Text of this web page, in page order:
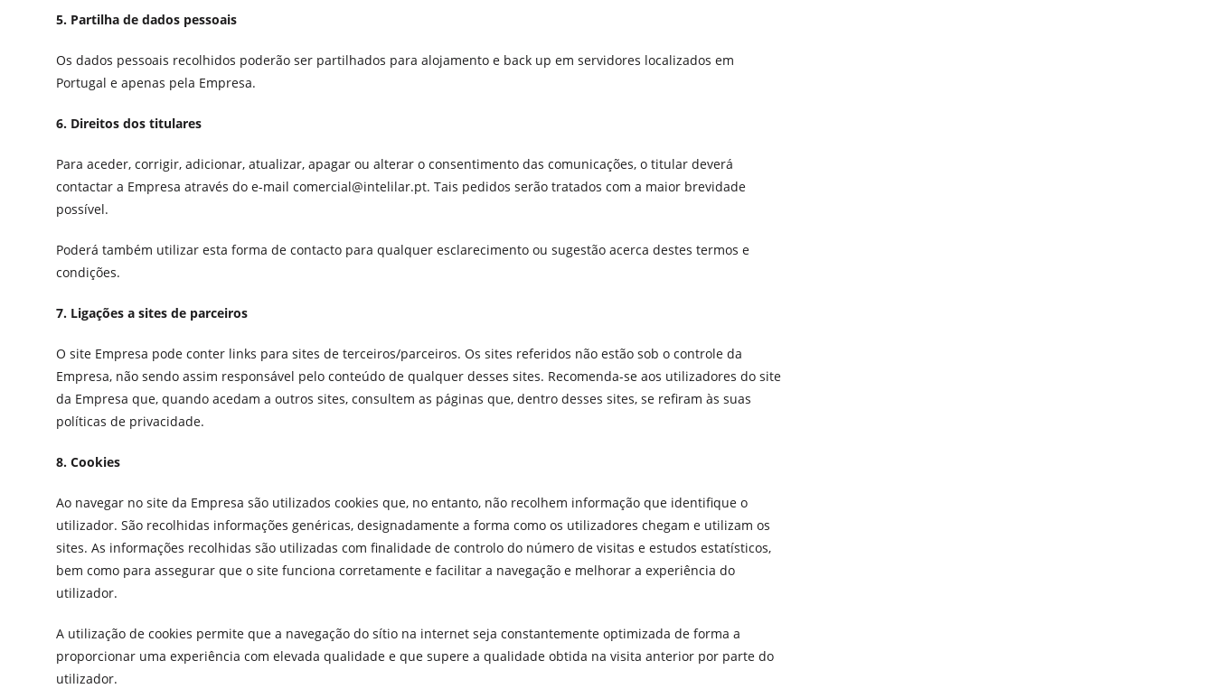
5. Partilha de dados pessoais
Os dados pessoais recolhidos poderão ser partilhados para alojamento e back up em servidores localizados em
Portugal e apenas pela Empresa.
6. Direitos dos titulares
Para aceder, corrigir, adicionar, atualizar, apagar ou alterar o consentimento das comunicações, o titular deverá
contactar a Empresa através do e-mail comercial@intelilar.pt. Tais pedidos serão tratados com a maior brevidade
possível.
Poderá também utilizar esta forma de contacto para qualquer esclarecimento ou sugestão acerca destes termos e
condições.
7. Ligações a sites de parceiros
O site Empresa pode conter links para sites de terceiros/parceiros. Os sites referidos não estão sob o controle da
Empresa, não sendo assim responsável pelo conteúdo de qualquer desses sites. Recomenda-se aos utilizadores do site
da Empresa que, quando acedam a outros sites, consultem as páginas que, dentro desses sites, se refiram às suas
políticas de privacidade.
8. Cookies
Ao navegar no site da Empresa são utilizados cookies que, no entanto, não recolhem informação que identifique o
utilizador. São recolhidas informações genéricas, designadamente a forma como os utilizadores chegam e utilizam os
sites. As informações recolhidas são utilizadas com finalidade de controlo do número de visitas e estudos estatísticos,
bem como para assegurar que o site funciona corretamente e facilitar a navegação e melhorar a experiência do
utilizador.
A utilização de cookies permite que a navegação do sítio na internet seja constantemente optimizada de forma a
proporcionar uma experiência com elevada qualidade e que supere a qualidade obtida na visita anterior por parte do
utilizador.